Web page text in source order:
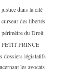
dans la cité
des libertés
périmètre du Droit
PETIT PRINCE
dossiers législatifs
les avocats